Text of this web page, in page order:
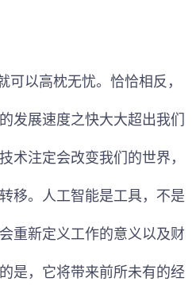
可以高枕无忧。恰恰相反，
发展速度之快大大超出我们
术注定会改变我们的世界，
移。人工智能是工具，不是
重新定义工作的意义以及财
是，它将带来前所未有的经